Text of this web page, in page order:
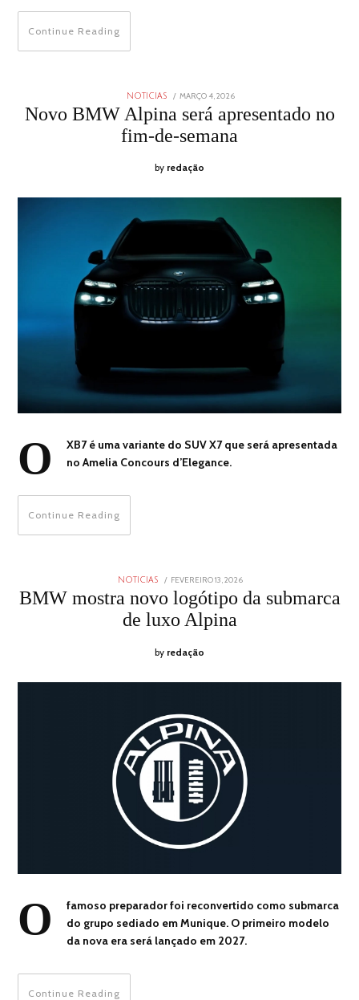
Continue Reading
NOTICIAS
POSTED
MARÇO 4, 2026MARÇO
2026
Novo BMW Alpina será apresentado no
fim-de-semana
by redação
O
XB7 é uma variante do SUV X7 que será apresentada
no Amelia Concours d’Elegance.
Continue Reading
NOTICIAS
POSTED
ON
FEVEREIRO 13, 2026
13,
2026
BMW mostra novo logótipo da submarca
de luxo Alpina
by redação
O
famoso preparador foi reconvertido como submarca
do grupo sediado em Munique. O primeiro modelo
da nova era será lançado em 2027.
Continue Reading